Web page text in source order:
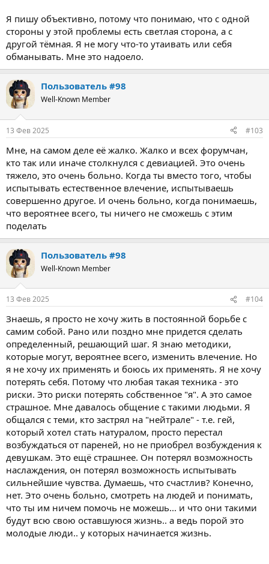
Я пишу объективно, потому что понимаю, что с одной
стороны у этой проблемы есть светлая сторона, а с
другой тёмная. Я не могу что-то утаивать или себя
обманывать. Мне это надоело.
Пользователь #98
Well-Known Member
13 Фев 2025 #103
Мне, на самом деле её жалко. Жалко и всех форумчан,
кто так или иначе столкнулся с девиацией. Это очень
тяжело, это очень больно. Когда ты вместо того, чтобы
испытывать естественное влечение, испытываешь
совершенно другое. И очень больно, когда понимаешь,
что вероятнее всего, ты ничего не сможешь с этим
поделать
Пользователь #98
Well-Known Member
13 Фев 2025 #104
Знаешь, я просто не хочу жить в постоянной борьбе с
самим собой. Рано или поздно мне придется сделать
определенный, решающий шаг. Я знаю методики,
которые могут, вероятнее всего, изменить влечение. Но
я не хочу их применять и боюсь их применять. Я не хочу
потерять себя. Потому что любая такая техника - это
риски. Это риски потерять собственное "я". А это самое
страшное. Мне давалось общение с такими людьми. Я
общался с теми, кто застрял на "нейтрале" - т.е. гей,
который хотел стать натуралом, просто перестал
возбуждаться от пареней, но не приобрел возбуждения к
девушкам. Это ещё страшнее. Он потерял возможность
наслаждения, он потерял возможность испытывать
сильнейшие чувства. Думаешь, что счастлив? Конечно,
нет. Это очень больно, смотреть на людей и понимать,
что ты им ничем помочь не можешь... и что они такими
будут всю свою оставшуюся жизнь.. а ведь порой это
молодые люди.. у которых начинается жизнь.